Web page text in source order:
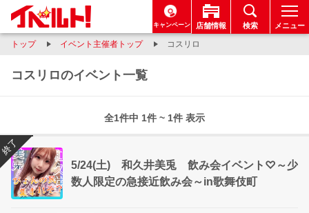
キャンペーン 店舗情報 検索 メニュー
トップ イベント主催者トップ コスリロ
コスリロのイベント一覧
全1件中 1件 ~ 1件 表示
5/24(土) 和久井美兎 飲み会イベント♡～少
数人限定の急接近飲み会～in歌舞伎町
終了